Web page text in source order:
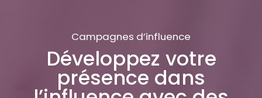
Campagnes d’influence
Développez votre
présence dans